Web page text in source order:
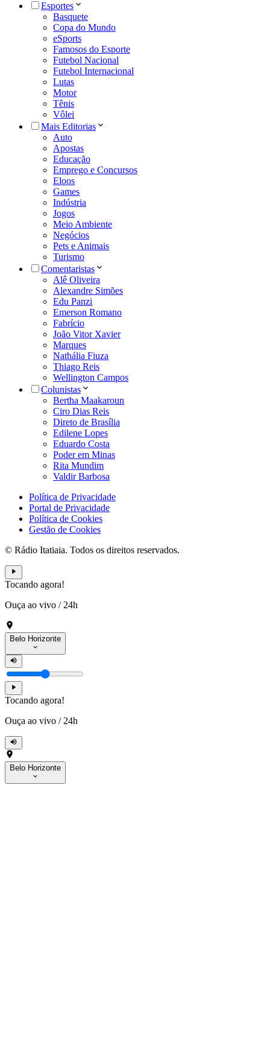
Esportes
Basquete
Copa do Mundo
eSports
Famosos do Esporte
Futebol Nacional
Futebol Internacional
Lutas
Motor
Tênis
Vôlei
Mais Editorias
Auto
Apostas
Educação
Emprego e Concursos
Eloos
Games
Indústria
Jogos
Meio Ambiente
Negócios
Pets e Animais
Turismo
Comentaristas
Alê Oliveira
Alexandre Simões
Edu Panzi
Emerson Romano
Fabrício
João Vitor Xavier
Marques
Nathália Fiuza
Thiago Reis
Wellington Campos
Colunistas
Bertha Maakaroun
Ciro Dias Reis
Direto de Brasília
Edilene Lopes
Eduardo Costa
Poder em Minas
Rita Mundim
Valdir Barbosa
Política de Privacidade
Portal de Privacidade
Política de Cookies
Gestão de Cookies
© Rádio Itatiaia. Todos os direitos reservados.
Tocando agora!
Ouça ao vivo / 24h
Belo Horizonte
Tocando agora!
Ouça ao vivo / 24h
Belo Horizonte